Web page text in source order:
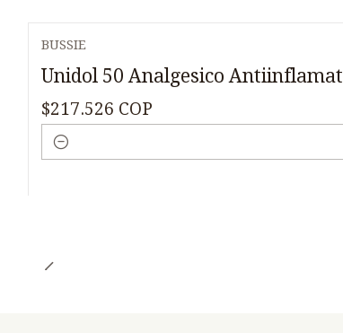
BUSSIE
Unidol 50 Analgesico
$217.526 COP
Cantidad